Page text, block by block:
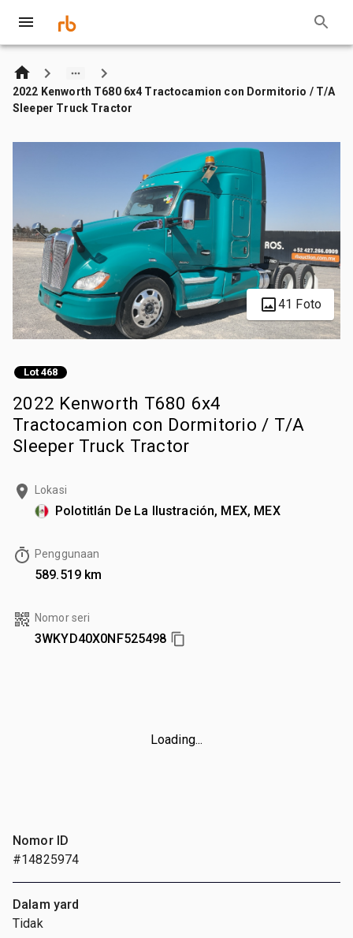
2022 Kenworth T680 6x4 Tractocamion con Dormitorio / T/A
Sleeper Truck Tractor
41 Foto
Lot 468
2022 Kenworth T680 6x4
Tractocamion con Dormitorio / T/A
Sleeper Truck Tractor
Lokasi
Polotitlán De La Ilustración, MEX, MEX
Penggunaan
589.519 km
Nomor seri
3WKYD40X0NF525498
Loading...
Nomor ID
#14825974
Dalam yard
Tidak